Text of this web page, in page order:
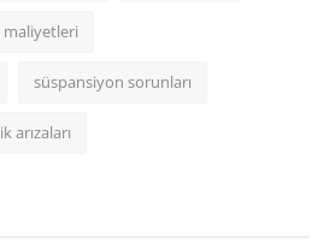
maliyetleri
süspansiyon sorunları
arızaları